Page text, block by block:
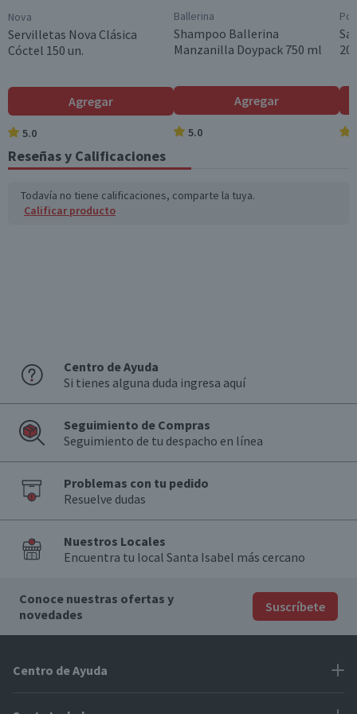
Nova
Servilletas Nova Clásica
Cóctel 150 un.
Agregar
5.0
Ballerina
Shampoo Ballerina
Manzanilla Doypack 750 ml
Agregar
5.0
Reseñas y Calificaciones
Todavía no tiene calificaciones, comparte la tuya.
Calificar producto
Centro de Ayuda
Si tienes alguna duda ingresa aquí
Seguimiento de Compras
Seguimiento de tu despacho en línea
Problemas con tu pedido
Resuelve dudas
Nuestros Locales
Encuentra tu local Santa Isabel más cercano
Conoce nuestras ofertas y
novedades
Suscríbete
Centro de Ayuda